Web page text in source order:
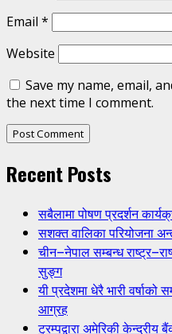
Email *
Website
Save my name, email,
the next time I comment.
Recent Posts
सबैलामा पोषण प्रदर्शन
सशक्त वालिका परियोजना
चीन–नेपाल सम्बन्ध
सुङ्ग
यी प्रदेशमा धेरै भारी
आग्रह
ट्रम्पद्वारा अमेरिकी केन्द्रीय